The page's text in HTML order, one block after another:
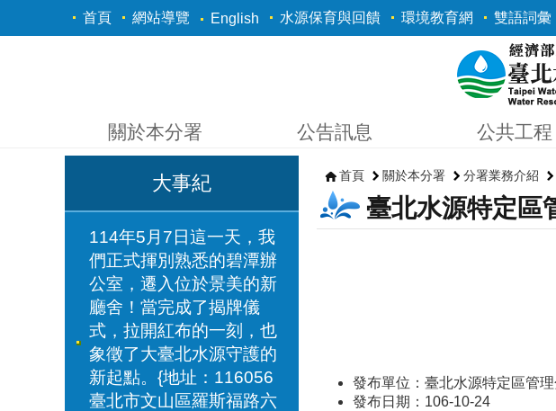
跳到主要內容區塊
首頁 網站導覽 English 水源保育與回饋 環境教育網 雙語詞彙
關於本分署 公告訊息 公共工程
大事紀
114年5月7日這一天，我
們正式揮別熟悉的碧潭辦
公室，遷入位於景美的新
廳舍！當完成了揭牌儀
式，拉開紅布的一刻，也
象徵了大臺北水源守護的
新起點。{地址：116056
臺北市文山區羅斯福路六
首頁 關於本分署 分署業務介紹
臺北水源特定區
發布單位：臺北水源特定區管
發布日期：106-10-24